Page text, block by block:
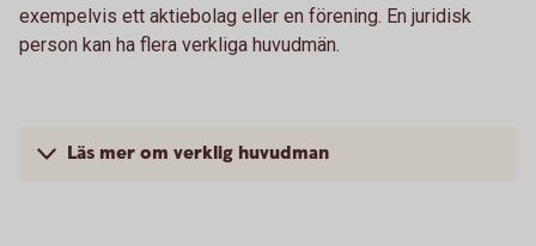
exempelvis ett aktiebolag eller en förening. En juridisk
person kan ha flera verkliga huvudmän.
Läs mer om verklig huvudman